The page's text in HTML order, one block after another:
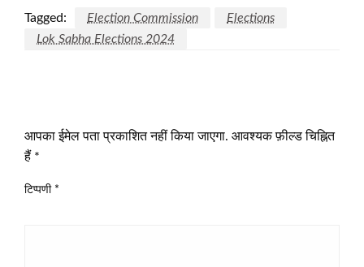
Tagged: Election Commission
Elections
Lok Sabha Elections 2024
आपका ईमेल पता प्रकाशित नहीं किया जाएगा. आवश्यक फ़ील्ड चिह्नित
हैं *
टिप्पणी *